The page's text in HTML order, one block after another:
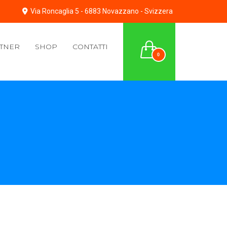
Via Roncaglia 5 - 6883 Novazzano - Svizzera
0
SHOP CONTATTI